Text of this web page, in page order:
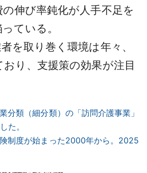
伸び率鈍化が人手不足を
ている。
を取り巻く環境は年々、
り、支援策の効果が注目
分類（細分類）の「訪問介護事業」
た。
制度が始まった2000年から。2025